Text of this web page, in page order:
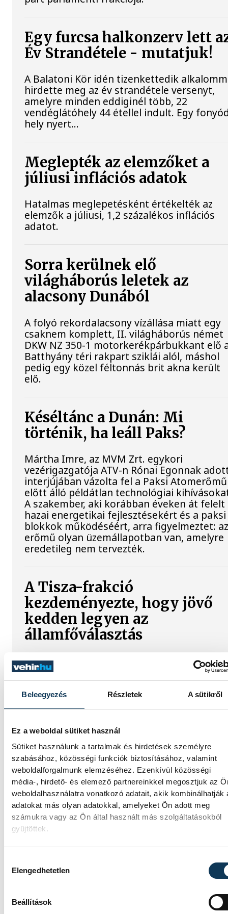
Beleegyezés Részletek A sütikről
Ez a weboldal sütiket használ
Sütiket használunk a tartalmak és hirdetések személyre
szabásához, közösségi funkciók biztosításához, valamint
weboldalforgalmunk elemzéséhez. Ezenkívül közösségi
média-, hirdető- és elemező partnereinkkel megosztjuk az
weboldalhasználatra vonatkozó adatait, akik kombinálhatják
adatokat más olyan adatokkal, amelyeket Ön adott meg
számukra vagy az Ön által használt más szolgáltatásokból
gyűjtöttek.
Elengedhetetlen
Beállítások
Egy furcsa halkonzerv lett
Év Strandétele - mutatjuk!
A Balatoni Kör idén tizenkettedik
hirdette meg az év strandétele versenyt,
amelyre minden eddiginél több, 22
vendéglátóhely 44 étellel indult. Egy
hely nyert...
Meglepték az elemzőket a
júliusi inflációs adatok
Hatalmas meglepetésként értékelték az
elemzők a júliusi, 1,2 százalékos inflációs
adatot.
Sorra kerülnek elő
világháborús leletek az
alacsony Dunából
A folyó rekordalacsony vízállása miatt egy
csaknem komplett, II. világháborús német
DKW NZ 350-1 motorkerékpárbukkant elő
Batthyány téri rakpart sziklái alól, máshol
pedig egy közel féltonnás brit akna került
elő.
Késéltánc a Dunán: Mi
történik, ha leáll Paks?
Mártha Imre, az MVM Zrt. egykori
vezérigazgatója ATV-n Rónai Egonnak
interjújában vázolta fel a Paksi Atomerőmű
előtt álló példátlan technológiai
A szakember, aki korábban éveken át felelt
hazai energetikai fejlesztésekért és a paksi
blokkok működéséért, arra figyelmeztet:
erőmű olyan üzemállapotban van, amelyre
eredetileg nem tervezték.
A Tisza-frakció
kezdeményezte, hogy jövő
kedden legyen az
államfőválasztás
A Tisza-frakció kezdeményezte, hogy a
parlament jövő kedden válassza meg az új
köztársasági elnököt.
Holdba ma reggel
Rendhagyó esemény zajlott le kedden
reggel. Magyar idő szerint 8:35 körül a
felszínébe csapódott a SpaceX egyik
9 rakétájának felső fokozata. A
a Földről szabad szemmel nem lehetett
a szakemberek azonban távcsövekkel
figyelték az eseményt.
Rekordok Európában –
Angliában szárazság tombol